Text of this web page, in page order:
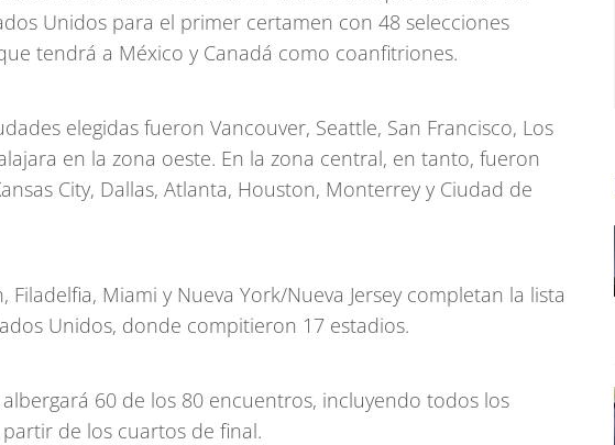
Unidos para el primer certamen con 48 selecciones
tendrá a México y Canadá como coanfitriones.
elegidas fueron Vancouver, Seattle, San Francisco, Los
en la zona oeste. En la zona central, en tanto, fueron
City, Dallas, Atlanta, Houston, Monterrey y Ciudad de
Filadelfia, Miami y Nueva York/Nueva Jersey completan la lista
Unidos, donde compitieron 17 estadios.
60 de los 80 encuentros, incluyendo todos los
de los cuartos de final.